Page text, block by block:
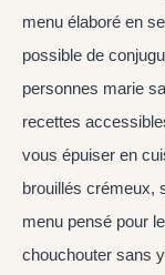
menu élaboré en
possible de
personnes marie
recettes
vous épuiser en
brouillés crémeux,
menu pensé pour
chouchouter sans